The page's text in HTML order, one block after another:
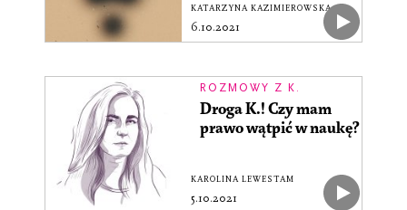
KATARZYNA KAZIMIEROWSKA
6.10.2021
ROZMOWY Z K.
Droga K.! Czy mam
prawo wątpić w naukę?
KAROLINA LEWESTAM
5.10.2021